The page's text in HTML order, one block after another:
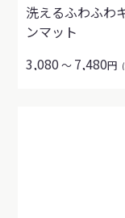
洗えるふわふわ
ンマット
3,080 ～ 7,480円